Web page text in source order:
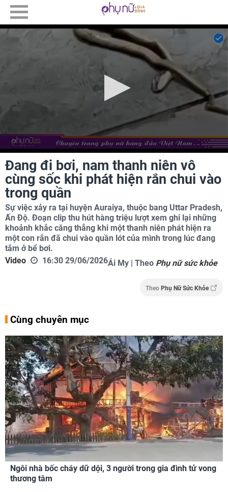
Đang đi bơi, nam thanh niên vô
cùng sốc khi phát hiện rắn chui vào
trong quần
Sự việc xảy ra tại huyện Auraiya, thuộc bang Uttar Pradesh,
Ấn Độ. Đoạn clip thu hút hàng triệu lượt xem ghi lại những
khoảnh khắc căng thẳng khi một thanh niên phát hiện ra
một con rắn đã chui vào quần lót của mình trong lúc đang
tắm ở bể bơi.
Video
16:30 29/06/2026Ái My | Theo Phụ nữ sức khỏe
Theo Phụ Nữ Sức Khỏe
Cùng chuyên mục
Ngôi nhà bốc cháy dữ dội, 3 người trong gia đình tử vong
thương tâm